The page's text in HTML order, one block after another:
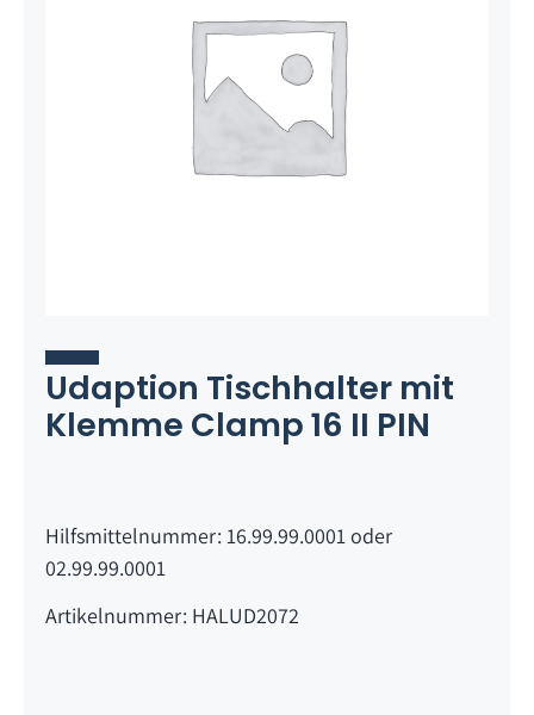
Udaption Tischhalter mit
Klemme Clamp 16 II PIN
Hilfsmittelnummer: 16.99.99.0001 oder
02.99.99.0001
Artikelnummer: HALUD2072